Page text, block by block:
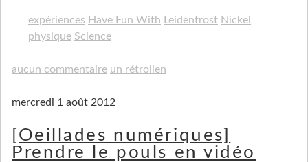
expériences Have Fun With Leidenfrost Nickel
physique Science
aucun commentaire un rétrolien
mercredi 1 août 2012
[Oeillades numériques]
Prendre le pouls en vidéo